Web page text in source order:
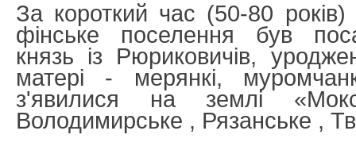
За короткий час (50-80
фінське поселення був
князь із Рюриковичів,
матері - мерянкі,
з'явилися на землі
Володимирське , Рязанське ,